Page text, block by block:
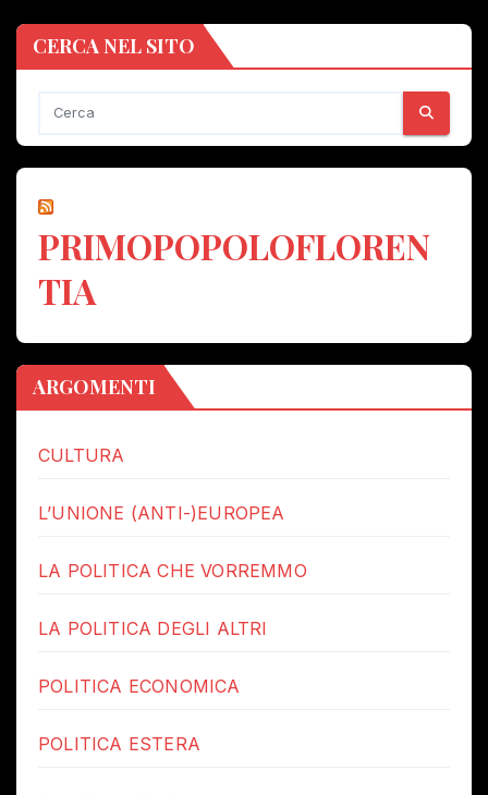
CERCA NEL SITO
PRIMOPOPOLOFLOREN
TIA
ARGOMENTI
CULTURA
L’UNIONE (ANTI-)EUROPEA
LA POLITICA CHE VORREMMO
LA POLITICA DEGLI ALTRI
POLITICA ECONOMICA
POLITICA ESTERA